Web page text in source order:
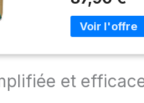
adhérente
taches, rayures
exotique et
au sol
Fabrication
et